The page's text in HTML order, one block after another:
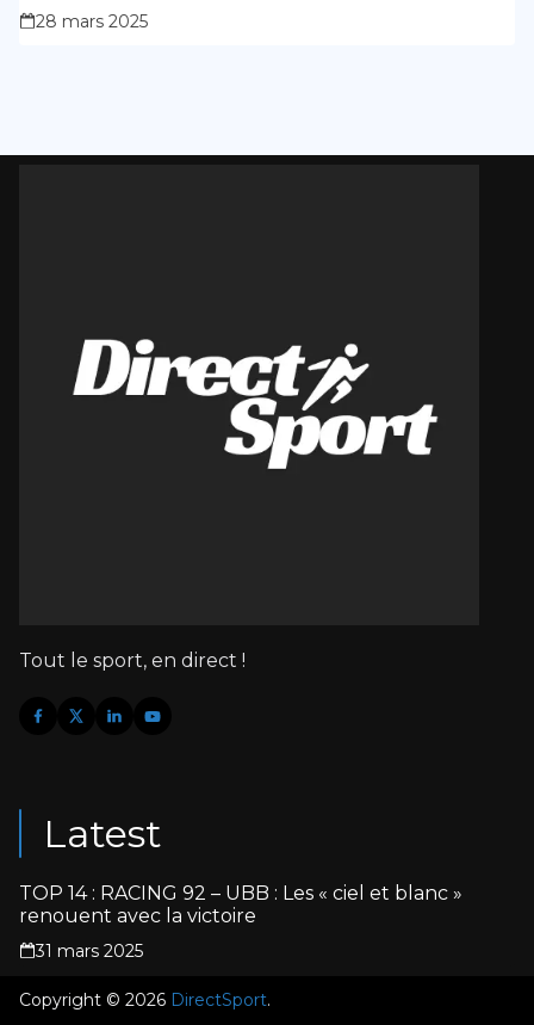
28 mars 2025
Tout le sport, en direct !
Latest
TOP 14 : RACING 92 – UBB : Les « ciel et blanc »
renouent avec la victoire
31 mars 2025
Copyright © 2026 DirectSport.